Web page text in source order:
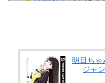
【閲覧注意】 有名
行為。想像の10倍エグ
明日ちゃ
ジャ